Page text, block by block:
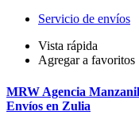
Servicio de envíos
Vista rápida
Agregar a favoritos
MRW Agencia
Envíos en Zulia